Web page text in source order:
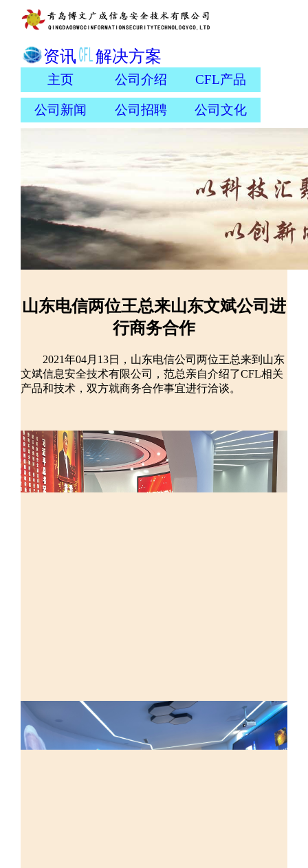
资讯 解决方案
主页 公司介绍 CFL产品
公司新闻 公司招聘 公司文化
山东电信两位王总来山东文斌公司进
行商务合作
2021年04月13日，山东电信公司两位王总来到山东
文斌信息安全技术有限公司，范总亲自介绍了CFL相关
产品和技术，双方就商务合作事宜进行洽谈。